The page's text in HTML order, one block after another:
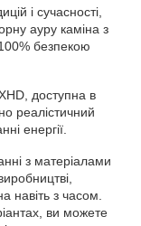
з матеріалами
навіть з часом.
ви можете
доступна в
реалістичний
енергії.
і сучасності,
ауру каміна з
безпекою